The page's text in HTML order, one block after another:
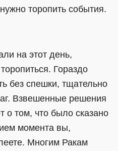
торопить события.
на этот день,
Гораздо
без спешки, тщательно
Взвешенные решения
о том, что было сказано
момента вы,
Многим Ракам